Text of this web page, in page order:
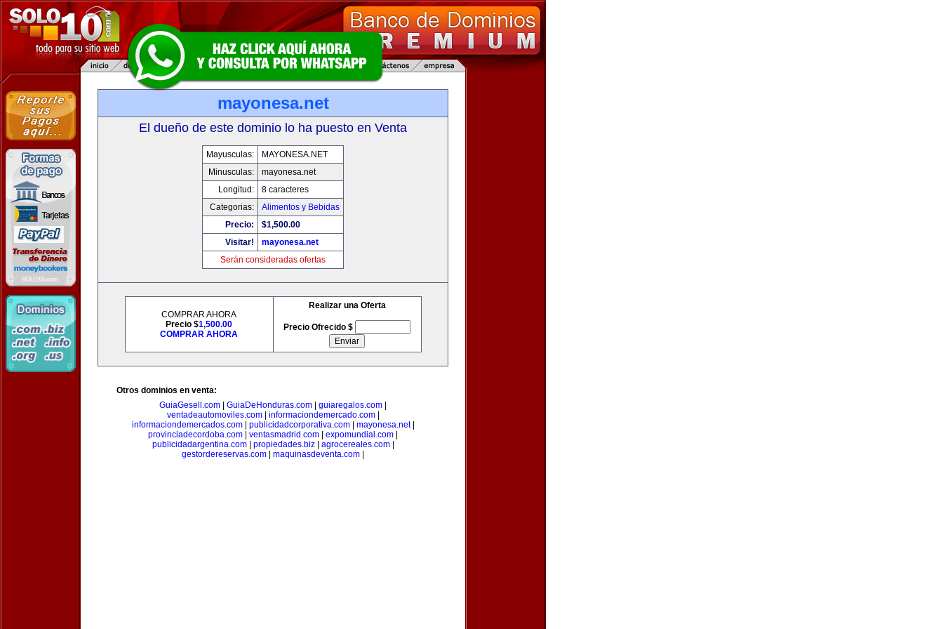
mayonesa.net
El dueño de este dominio lo ha puesto en Venta
Mayusculas:
MAYONESA.NET
Minusculas:
mayonesa.net
Longitud:
8 caracteres
Categorias:
Alimentos y Bebidas
Precio:
$1,500.00
Visitar!
mayonesa.net
Serán consideradas ofertas
COMPRAR AHORA
Precio $1,500.00
COMPRAR AHORA
Realizar una Oferta
Precio Ofrecido $
Otros dominios en venta:
GuiaGesell.com
GuiaDeHonduras.com guiaregalos.com
ventadeautomoviles.com| informaciondemercado.com|
informaciondemercados.com| publicidadcorporativa.com| mayonesa.net|
provinciadecordoba.com
ventasmadrid.com expomundial.com
publicidadargentina.com| propiedades.biz| agrocereales.com|
gestordereservas.com
maquinasdeventa.com